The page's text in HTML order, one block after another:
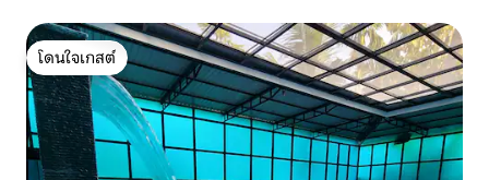
โดนใจเกสต์
โดนใจเกสต์